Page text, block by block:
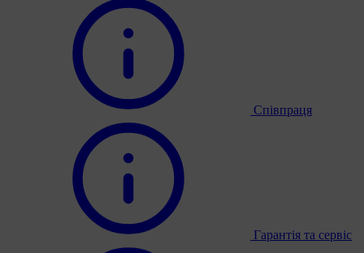
Співпраця
Гарантія та сервіс